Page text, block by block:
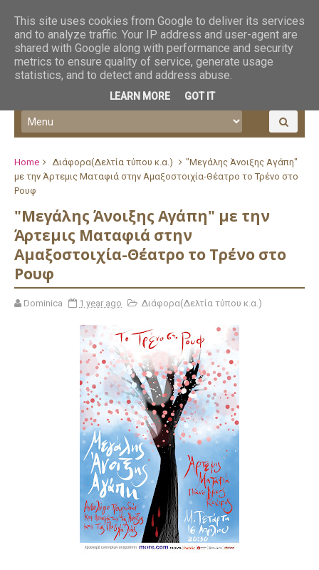
Home Διάφορα(Δελτία τύπου κ.α.)
"Μεγάλης Άνοιξης Αγάπη"
με την Άρτεμις Ματαφιά στην Αμαξοστοιχία-Θέατρο το Τρένο στο
Ρουφ
"Μεγάλης Άνοιξης Αγάπη" με την
Άρτεμις Ματαφιά στην
Αμαξοστοιχία-Θέατρο το Τρένο στο
Ρουφ
Dominica 1 year ago Διάφορα(Δελτία τύπου κ.α.)
This site uses cookies from Google to deliver its services
and to analyze traffic. Your IP address and user-agent are
shared with Google along with performance and security
metrics to ensure quality of service, generate usage
statistics, and to detect and address abuse.
LEARN MORE GOT IT